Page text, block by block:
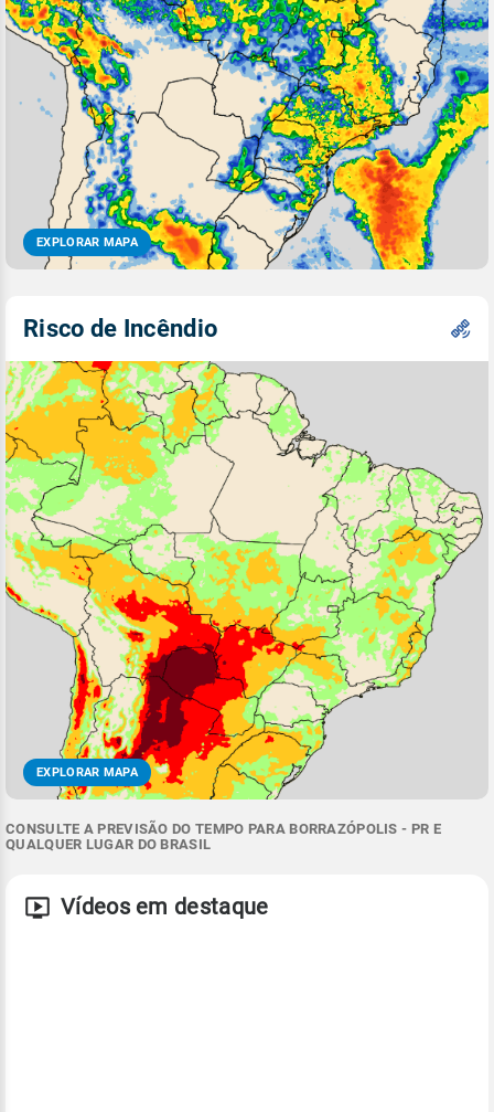
EXPLORAR MAPA
Risco de Incêndio
EXPLORAR MAPA
CONSULTE A PREVISÃO DO TEMPO PARA BORRAZÓPOLIS - PR E
QUALQUER LUGAR DO BRASIL
Vídeos em destaque